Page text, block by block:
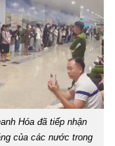
Hóa đã tiếp nhận
của các nước trong